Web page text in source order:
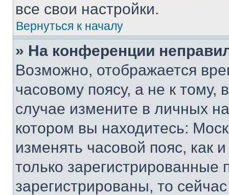
все свои настройки.
Вернуться к началу
» На конференции
Возможно, отображается
часовому поясу, а не к тому,
случае измените в личных
котором вы находитесь:
изменять часовой пояс, как
только
зарегистрированы, то